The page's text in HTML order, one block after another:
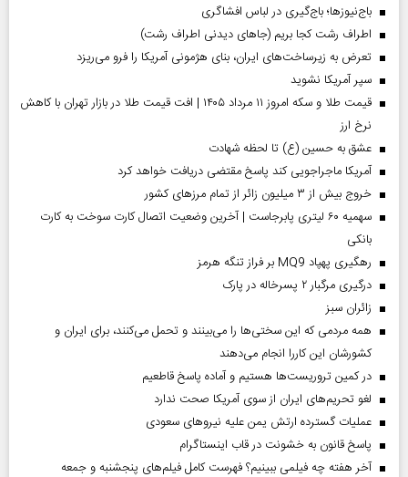
باج‌نیوزها؛ باج‌گیری در لباس افشاگری
اطراف رشت کجا بریم (جاهای دیدنی اطراف رشت)
تعرض به زیرساخت‌های ایران، بنای هژمونی آمریکا را فرو می‌ریزد
سپر آمریکا نشوید
قیمت طلا و سکه امروز ۱۱ مرداد ۱۴۰۵ | افت قیمت طلا در بازار تهران با کاهش
نرخ ارز
عشق به حسین (ع) تا لحظه شهادت
آمریکا ماجراجویی کند پاسخ مقتضی دریافت خواهد کرد
خروج بیش از ۳ میلیون زائر از تمام مرز‌های کشور
سهمیه ۶۰ لیتری پابرجاست | آخرین وضعیت اتصال کارت سوخت به کارت
بانکی
رهگیری پهپاد MQ9 بر فراز تنگه هرمز
درگیری مرگبار ۲ پسرخاله در پارک
‌زائران سبز
همه مردمی که این سختی‌ها را می‌بینند و تحمل می‌کنند، برای ایران و
کشورشان این کاررا انجام می‌دهند
در کمین تروریست‌ها هستیم و آماده پاسخ قاطعیم
لغو تحریم‌های ایران از سوی آمریکا صحت ندارد
عملیات گسترده ارتش یمن علیه نیروهای سعودی
پاسخ قانون به خشونت در قاب اینستاگرام
آخر هفته چه فیلمی ببینیم؟ فهرست کامل فیلم‌های پنجشنبه و جمعه